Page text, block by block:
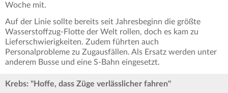
Woche mit.
Auf der Linie sollte bereits seit Jahresbeginn die größte
Wasserstoffzug-Flotte der Welt rollen, doch es kam zu
Lieferschwierigkeiten. Zudem führten auch
Personalprobleme zu Zugausfällen. Als Ersatz werden unter
anderem Busse und eine S-Bahn eingesetzt.
Krebs: "Hoffe, dass Züge verlässlicher fahren"